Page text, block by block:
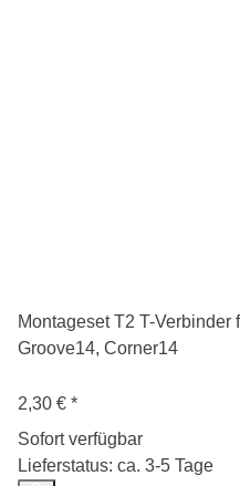
Montageset T2 T-Verbinder
Groove14, Corner14
2,30 € *
Sofort verfügbar
Lieferstatus: ca. 3-5 Tage